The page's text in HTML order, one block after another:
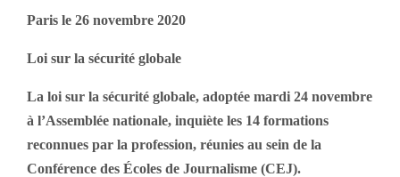
Paris le 26 novembre 2020
Loi sur la sécurité globale
La loi sur la sécurité globale, adoptée mardi 24 novembre
à l’Assemblée nationale, inquiète les 14 formations
reconnues par la profession, réunies au sein de la
Conférence des Écoles de Journalisme (CEJ).